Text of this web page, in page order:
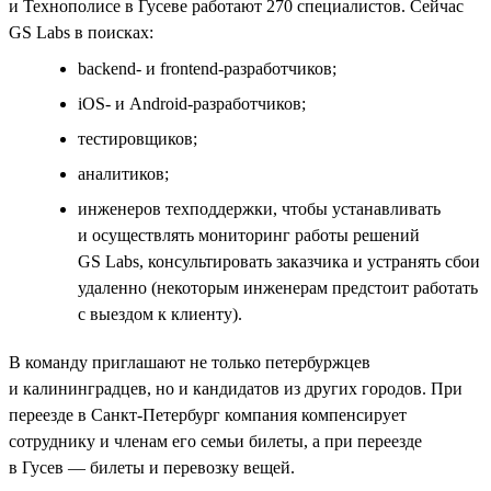
и Технополисе в Гусеве работают 270 специалистов. Сейчас
GS Labs в поисках:
backend- и frontend-разработчиков;
iOS- и Android-разработчиков;
тестировщиков;
аналитиков;
инженеров техподдержки, чтобы устанавливать
и осуществлять мониторинг работы решений
GS Labs, консультировать заказчика и устранять сбои
удаленно (некоторым инженерам предстоит работать
с выездом к клиенту).
В команду приглашают не только петербуржцев
и калининградцев, но и кандидатов из других городов. При
переезде в Санкт-Петербург компания компенсирует
сотруднику и членам его семьи билеты, а при переезде
в Гусев — билеты и перевозку вещей.